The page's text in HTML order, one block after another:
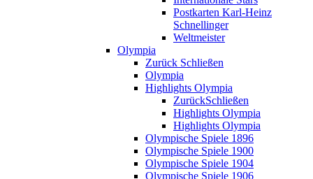
Postkarten Karl-Heinz
Schnellinger
Weltmeister
Olympia
Zurück Schließen
Olympia
Highlights Olympia
ZurückSchließen
Highlights Olympia
Highlights Olympia
Olympische Spiele 1896
Olympische Spiele 1900
Olympische Spiele 1904
Olympische Spiele 1906